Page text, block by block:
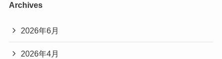
Archives
2026年6月
2026年4月